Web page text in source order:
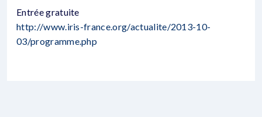
Entrée gratuite
http://www.iris-france.org/actualite/2013-10-
03/programme.php